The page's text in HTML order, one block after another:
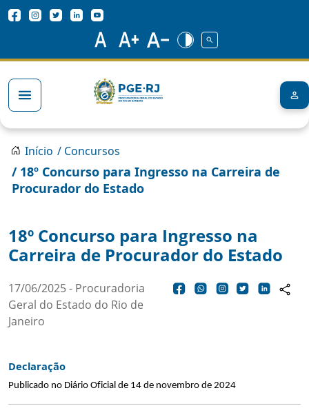
Pular para o conteúdo principal
Trilha de navegação
Início / Concursos
/ 18º Concurso para Ingresso na Carreira de
Procurador do Estado
18º Concurso para Ingresso na
Carreira de Procurador do Estado
17/06/2025 - Procuradoria
Geral do Estado do Rio de
Janeiro
Declaração
Publicado no Diário Oficial de 14 de novembro de 2024